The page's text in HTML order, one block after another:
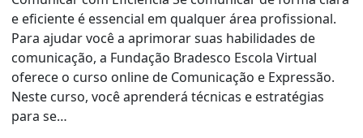
e eficiente é essencial em qualquer área profissional.
Para ajudar você a aprimorar suas habilidades de
comunicação, a Fundação Bradesco Escola Virtual
oferece o curso online de Comunicação e Expressão.
Neste curso, você aprenderá técnicas e estratégias
para se…